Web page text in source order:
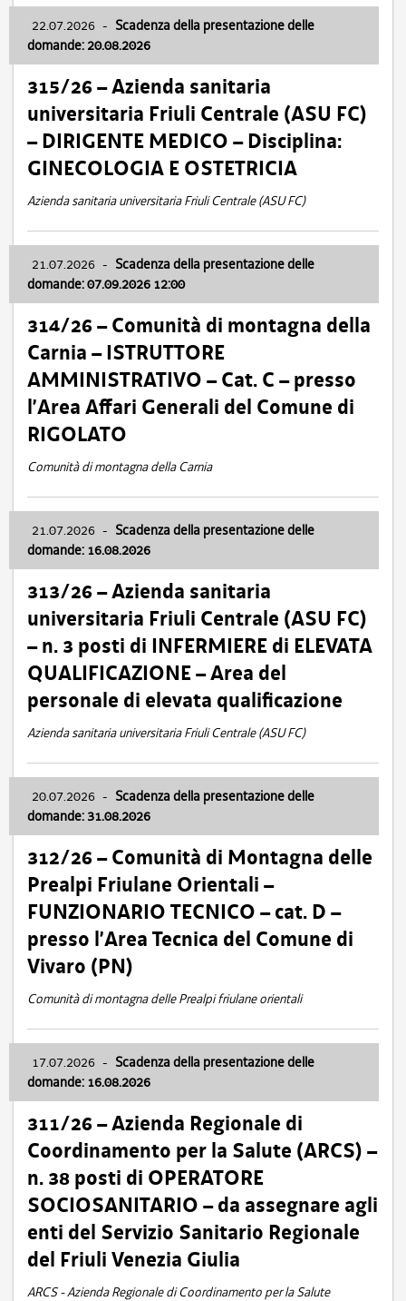
22.07.2026 - Scadenza della presentazione delle
domande: 20.08.2026
315/26 – Azienda sanitaria
universitaria Friuli Centrale (ASU FC)
– DIRIGENTE MEDICO – Disciplina:
GINECOLOGIA E OSTETRICIA
Azienda sanitaria universitaria Friuli Centrale (ASU FC)
21.07.2026 - Scadenza della presentazione delle
domande: 07.09.2026 12:00
314/26 – Comunità di montagna della
Carnia – ISTRUTTORE
AMMINISTRATIVO – Cat. C – presso
l’Area Affari Generali del Comune di
RIGOLATO
Comunità di montagna della Carnia
21.07.2026 - Scadenza della presentazione delle
domande: 16.08.2026
313/26 – Azienda sanitaria
universitaria Friuli Centrale (ASU FC)
– n. 3 posti di INFERMIERE di ELEVATA
QUALIFICAZIONE – Area del
personale di elevata qualificazione
Azienda sanitaria universitaria Friuli Centrale (ASU FC)
20.07.2026 - Scadenza della presentazione delle
domande: 31.08.2026
312/26 – Comunità di Montagna delle
Prealpi Friulane Orientali –
FUNZIONARIO TECNICO – cat. D –
presso l’Area Tecnica del Comune di
Vivaro (PN)
Comunità di montagna delle Prealpi friulane orientali
17.07.2026 - Scadenza della presentazione delle
domande: 16.08.2026
311/26 – Azienda Regionale di
Coordinamento per la Salute (ARCS) –
n. 38 posti di OPERATORE
SOCIOSANITARIO – da assegnare agli
enti del Servizio Sanitario Regionale
del Friuli Venezia Giulia
ARCS - Azienda Regionale di Coordinamento per la Salute